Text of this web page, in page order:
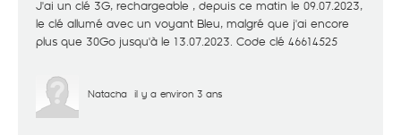
J'ai un clé 3G, rechargeable , depuis ce matin le 09.07.2023,
le clé allumé avec un voyant Bleu, malgré que j'ai encore
plus que 30Go jusqu'à le 13.07.2023. Code clé 46614525
Natacha il y a environ 3 ans